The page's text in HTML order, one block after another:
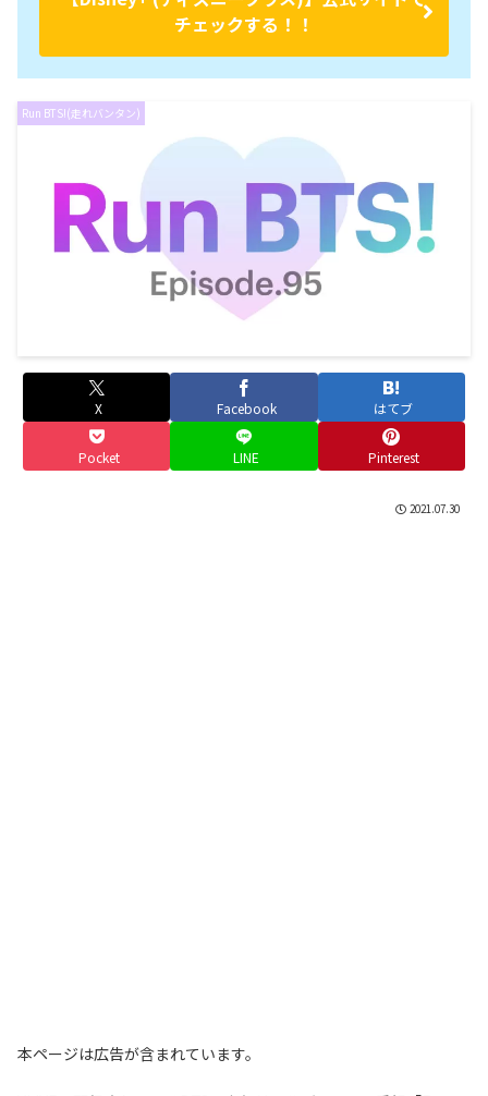
チェックする！！
Run BTS!(走れバンタン)
X Facebook はてブ
Pocket LINE Pinterest
2021.07.30
本ページは広告が含まれています。